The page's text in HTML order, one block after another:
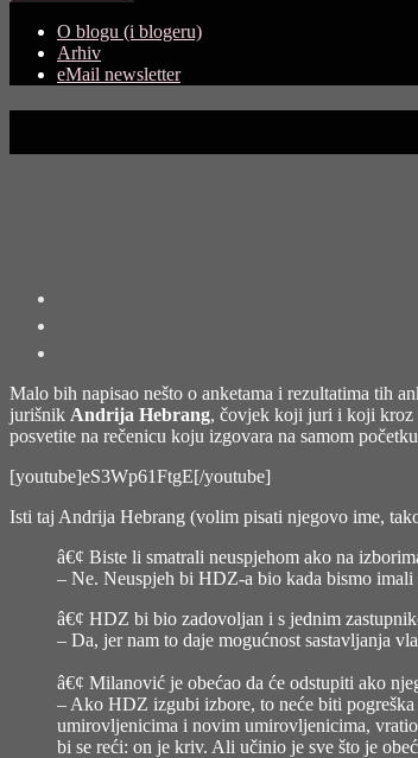
O blogu (i blogeru)
Arhiv
eMail newsletter
Malo bih napisao nešto o anketama i rezultatima tih
jurišnik Andrija Hebrang, čovjek koji juri i koji kroz
posvetite na rečenicu koju izgovara na samom
[youtube]eS3Wp61FtgE[/youtube]
Isti taj Andrija Hebrang (volim pisati njegovo ime,
â€¢ Biste li smatrali neuspjehom ako na
– Ne. Neuspjeh bi HDZ-a bio kada bismo imali
â€¢ HDZ bi bio zadovoljan i s jednim
– Da, jer nam to daje mogućnost sastavljanja
â€¢ Milanović je obećao da će odstupiti ako
– Ako HDZ izgubi izbore, to neće biti
umirovljenicima i novim umirovljenicima,
bi se reći: on je kriv. Ali učinio je sve što je